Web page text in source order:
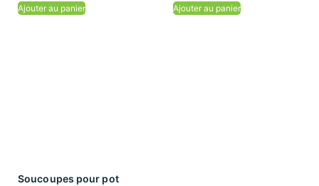
Ajouter au panier Ajouter au panier
Soucoupes pour pot